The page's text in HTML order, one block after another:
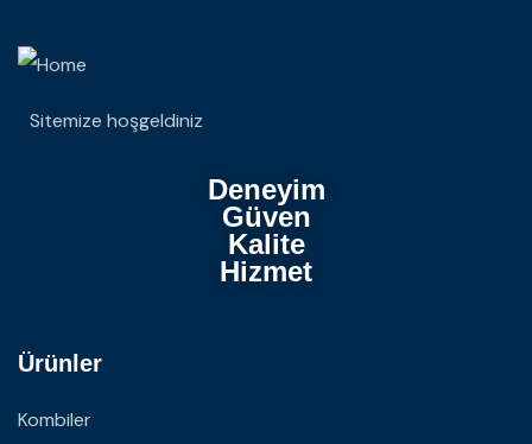
Sitemize hoşgeldiniz
Deneyim
Güven
Kalite
Hizmet
Ürünler
Kombiler